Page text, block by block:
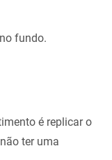
fundo.
é replicar o
ter uma